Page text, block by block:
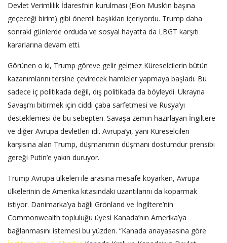
Devlet Verimlilik İdaresi’nin kurulması (Elon Musk’ın başına
geçeceği birim) gibi önemli başlıkları içeriyordu. Trump daha
sonraki günlerde orduda ve sosyal hayatta da LBGT karşıtı
kararlarına devam etti.
Görünen o ki, Trump göreve gelir gelmez Küreselcilerin bütün
kazanımlarını tersine çevirecek hamleler yapmaya başladı. Bu
sadece iç politikada değil, dış politikada da böyleydi. Ukrayna
Savaşı’nı bitirmek için ciddi çaba sarfetmesi ve Rusya’yı
desteklemesi de bu sebepten. Savaşa zemin hazırlayan İngiltere
ve diğer Avrupa devletleri idi. Avrupa’yı, yani Küreselcileri
karşısına alan Trump, düşmanımın düşmanı dostumdur prensibi
gereği Putin’e yakın duruyor.
Trump Avrupa ülkeleri ile arasına mesafe koyarken, Avrupa
ülkelerinin de Amerika kıtasındaki uzantılarını da koparmak
istiyor. Danimarka’ya bağlı Grönland ve İngiltere’nin
Commonwealth topluluğu üyesi Kanada’nın Amerika’ya
bağlanmasını istemesi bu yüzden. “Kanada anayasasına göre